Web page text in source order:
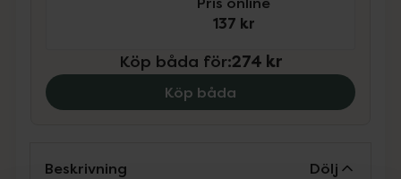
137 kr
Köp båda för:274 kr
Köp båda
Beskrivning Dölj